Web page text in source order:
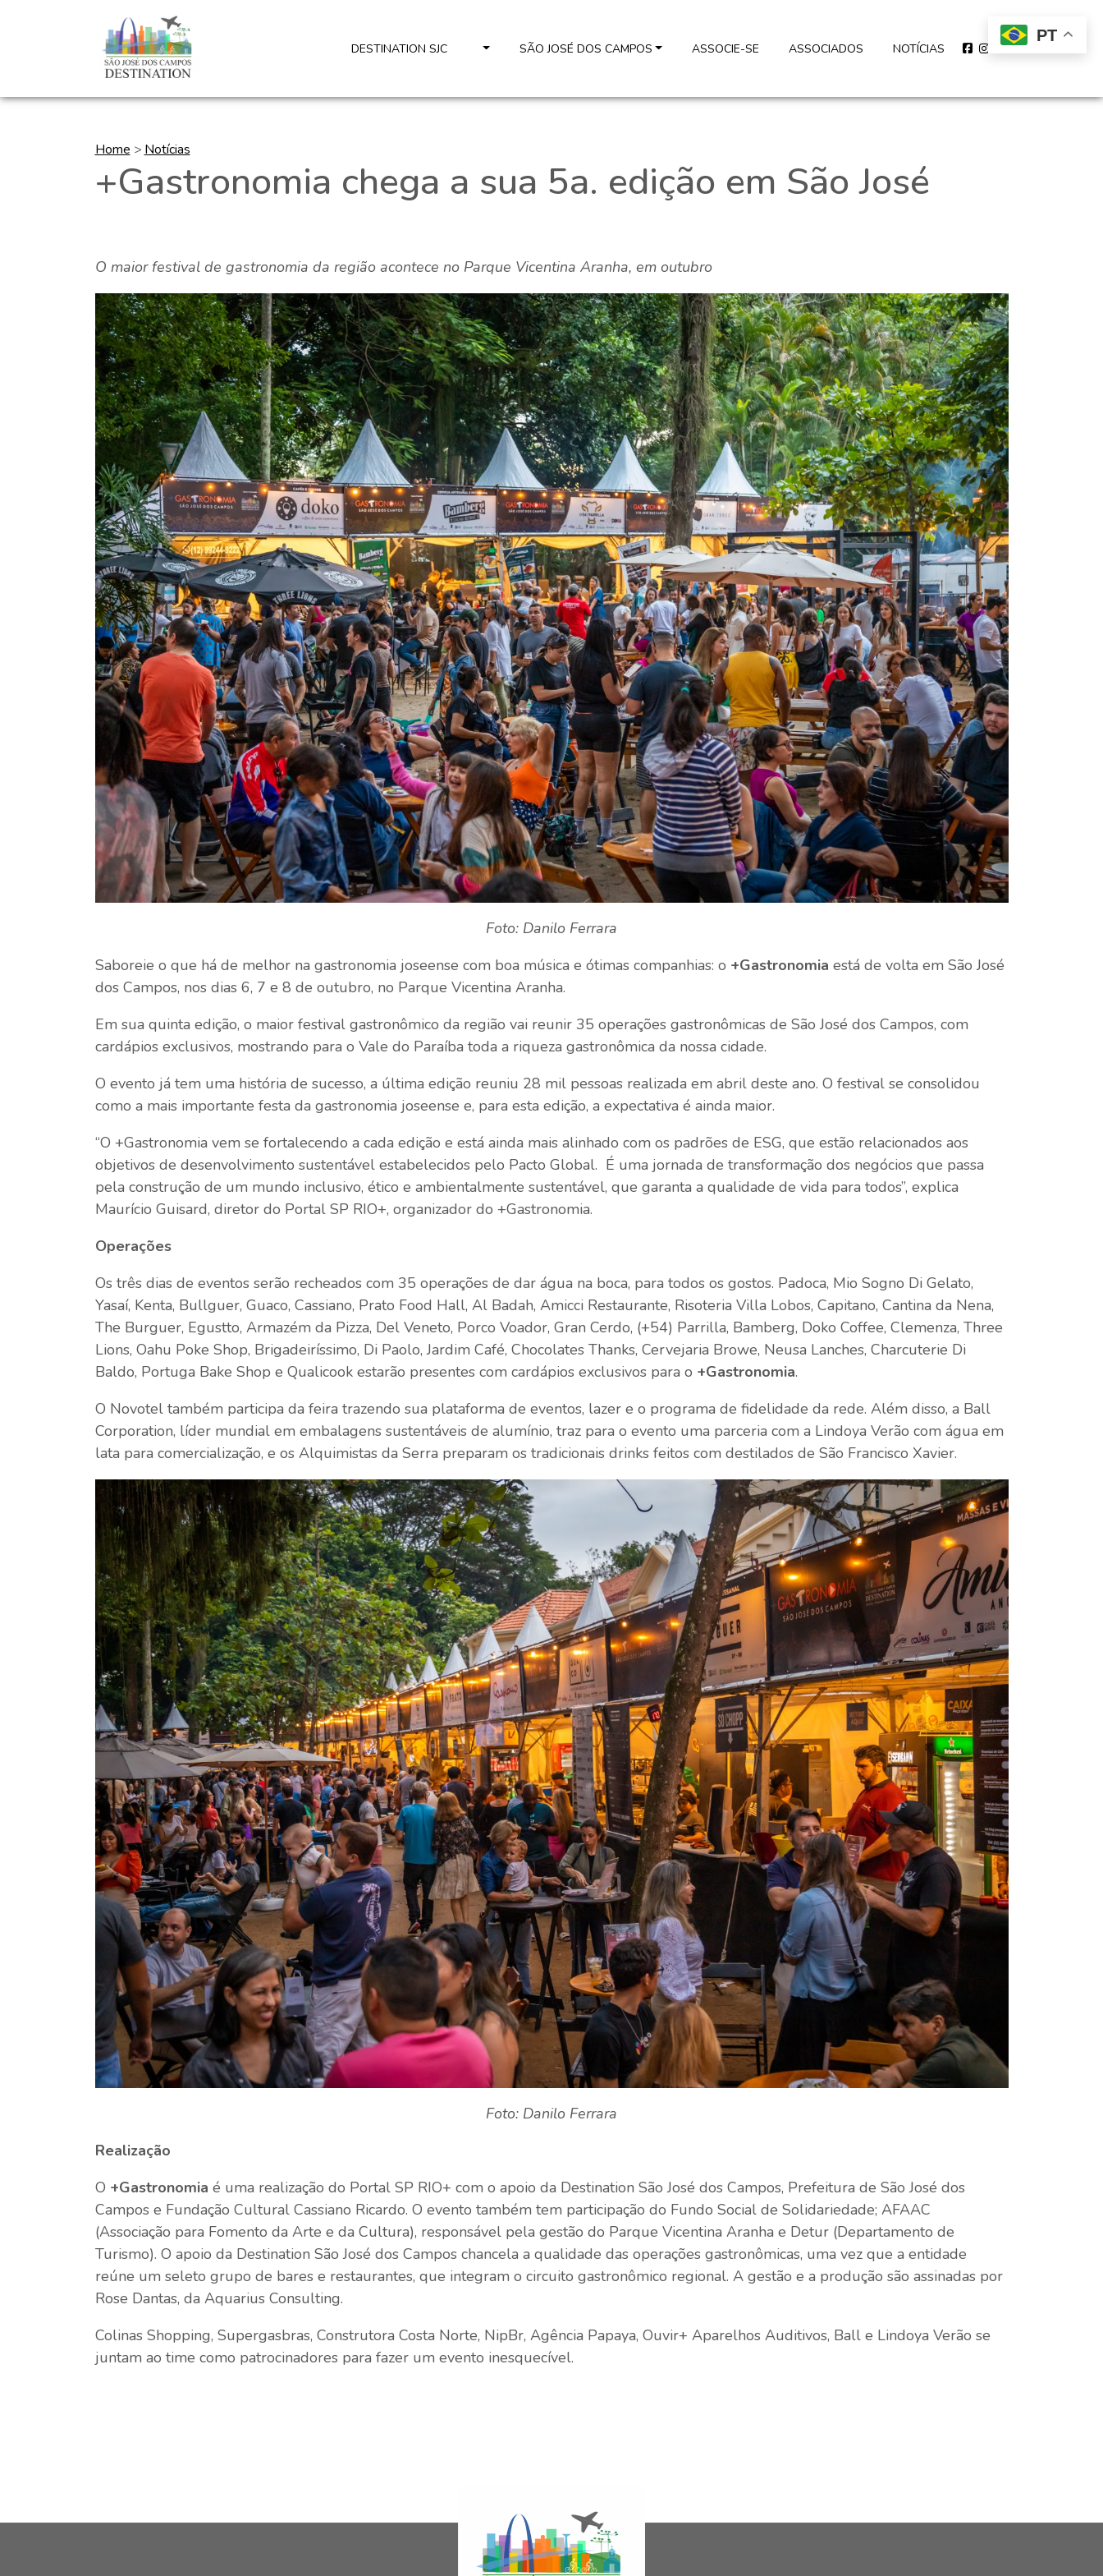
DESTINATION SJC SÃO JOSÉ DOS CAMPOS ASSOCIE-SE ASSOCIADOS NOTÍCIAS
Home > Notícias
+Gastronomia chega a sua 5a. edição em São José
O maior festival de gastronomia da região acontece no Parque Vicentina Aranha, em outubro
Foto: Danilo Ferrara
Saboreie o que há de melhor na gastronomia joseense com boa música e ótimas companhias: o +Gastronomia está de volta em São José
dos Campos, nos dias 6, 7 e 8 de outubro, no Parque Vicentina Aranha.
Em sua quinta edição, o maior festival gastronômico da região vai reunir 35 operações gastronômicas de São José dos Campos, com
cardápios exclusivos, mostrando para o Vale do Paraíba toda a riqueza gastronômica da nossa cidade.
O evento já tem uma história de sucesso, a última edição reuniu 28 mil pessoas realizada em abril deste ano. O festival se consolidou
como a mais importante festa da gastronomia joseense e, para esta edição, a expectativa é ainda maior.
“O +Gastronomia vem se fortalecendo a cada edição e está ainda mais alinhado com os padrões de ESG, que estão relacionados aos
objetivos de desenvolvimento sustentável estabelecidos pelo Pacto Global. É uma jornada de transformação dos negócios que passa
pela construção de um mundo inclusivo, ético e ambientalmente sustentável, que garanta a qualidade de vida para todos”, explica
Maurício Guisard, diretor do Portal SP RIO+, organizador do +Gastronomia.
Operações
Os três dias de eventos serão recheados com 35 operações de dar água na boca, para todos os gostos. Padoca, Mio Sogno Di Gelato,
Yasaí, Kenta, Bullguer, Guaco, Cassiano, Prato Food Hall, Al Badah, Amicci Restaurante, Risoteria Villa Lobos, Capitano, Cantina da Nena,
The Burguer, Egustto, Armazém da Pizza, Del Veneto, Porco Voador, Gran Cerdo, (+54) Parrilla, Bamberg, Doko Coffee, Clemenza, Three
Lions, Oahu Poke Shop, Brigadeiríssimo, Di Paolo, Jardim Café, Chocolates Thanks, Cervejaria Browe, Neusa Lanches, Charcuterie Di
Baldo, Portuga Bake Shop e Qualicook estarão presentes com cardápios exclusivos para o +Gastronomia.
O Novotel também participa da feira trazendo sua plataforma de eventos, lazer e o programa de fidelidade da rede. Além disso, a Ball
Corporation, líder mundial em embalagens sustentáveis de alumínio, traz para o evento uma parceria com a Lindoya Verão com água em
lata para comercialização, e os Alquimistas da Serra preparam os tradicionais drinks feitos com destilados de São Francisco Xavier.
Foto: Danilo Ferrara
Realização
O +Gastronomia é uma realização do Portal SP RIO+ com o apoio da Destination São José dos Campos, Prefeitura de São José dos
Campos e Fundação Cultural Cassiano Ricardo. O evento também tem participação do Fundo Social de Solidariedade; AFAAC
(Associação para Fomento da Arte e da Cultura), responsável pela gestão do Parque Vicentina Aranha e Detur (Departamento de
Turismo). O apoio da Destination São José dos Campos chancela a qualidade das operações gastronômicas, uma vez que a entidade
reúne um seleto grupo de bares e restaurantes, que integram o circuito gastronômico regional. A gestão e a produção são assinadas por
Rose Dantas, da Aquarius Consulting.
Colinas Shopping, Supergasbras, Construtora Costa Norte, NipBr, Agência Papaya, Ouvir+ Aparelhos Auditivos, Ball e Lindoya Verão se
juntam ao time como patrocinadores para fazer um evento inesquecível.
PT